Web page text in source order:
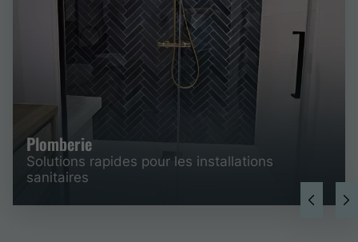
Plomberie
Solutions rapides pour les installations
sanitaires